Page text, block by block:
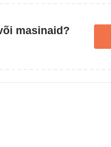
masinaid?